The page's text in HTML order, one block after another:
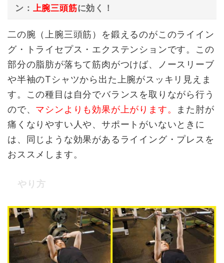
ン： 上腕三頭筋に効く！
二の腕（上腕三頭筋）を鍛えるのがこのライイン
グ・トライセプス・エクステンションです。この
部分の脂肪が落ちて筋肉がつけば、ノースリーブ
や半袖のTシャツから出た上腕がスッキリ見えま
す。この種目は自分でバランスを取りながら行う
ので、 マシンよりも効果が上がります。
また肘が
痛くなりやすい人や、サポートがいないときに
は、同じような効果があるライイング・プレスを
おススメします。
やり方